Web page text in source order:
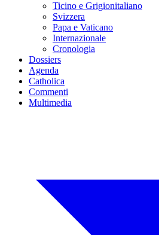
Ticino e Grigionitaliano
Svizzera
Papa e Vaticano
Internazionale
Cronologia
Dossiers
Agenda
Catholica
Commenti
Multimedia